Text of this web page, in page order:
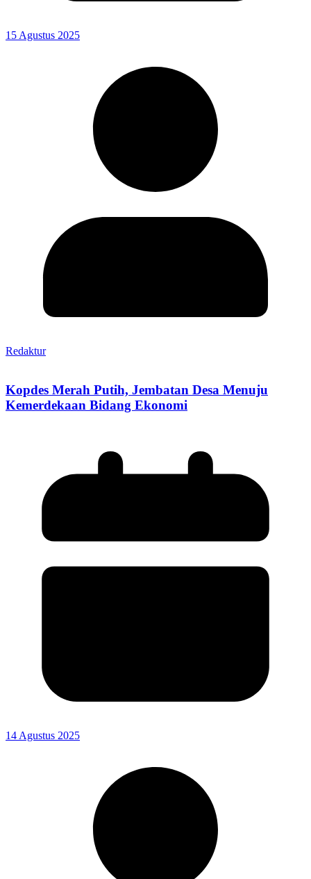
15 Agustus 2025
Redaktur
Kopdes Merah Putih, Jembatan Desa Menuju
Kemerdekaan Bidang Ekonomi
14 Agustus 2025